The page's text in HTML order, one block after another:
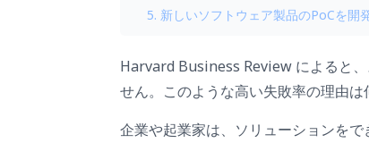
5. 新しいソフトウェア製品のPoCを開
Harvard Business Review によると
せん。このような高い失敗率の理由は
企業や起業家は、ソリューションを